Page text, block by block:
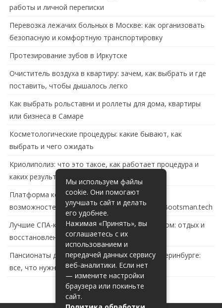
работы и личной переписки
Перевозка лежачих больных в Москве: как организовать
безопасную и комфортную транспортировку
Протезирование зубов в Иркутске
Очиститель воздуха в квартиру: зачем, как выбрать и где
поставить, чтобы дышалось легко
Как выбрать рольставни и роллеты для дома, квартиры
или бизнеса в Самаре
Косметологические процедуры: какие бывают, как
выбрать и чего ожидать
Криолиполиз: что это такое, как работает процедура и
каких результатов ждать
Платформа контейнеризации в России: обзор
возможностей и перспектив развития сайта Bootsman.tech
Лучшие СПА-комплексы в Тольятти с бассейном: отдых и
восстановление за городом
Пансионаты для пожилых с деменцией в Екатеринбурге:
все, что нужно знать
Мы используем файлы
cookie. Они помогают
улучшать сайт и делать
его удобнее.
Нажимая «Принять», вы
соглашаетесь с их
использованием и
передачей данных сервису
веб-аналитики. Если нет
— измените настройки
браузера или покиньте
сайт.